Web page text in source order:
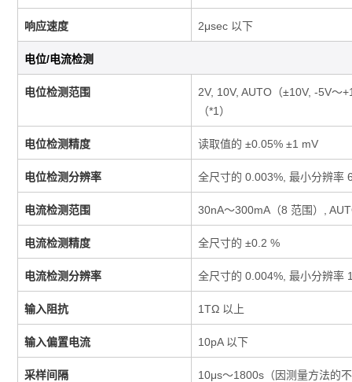
响应速度 2μsec 以下
电位/电流检测
电位检测范围
2V, 10V, AUTO（±10V, -5V～
（*1）
电位检测精度 读取值的 ±0.05% ±1 mV
电位检测分辨率 全尺寸的 0.003%, 最小分辨率
电流检测范围 30nA～300mA（8 范围）,
电流检测精度 全尺寸的 ±0.2 %
电流检测分辨率 全尺寸的 0.004%, 最小分辨率
输入阻抗 1TΩ 以上
输入偏置电流 10pA 以下
采样间隔 10μs～1800s（因测量方法的